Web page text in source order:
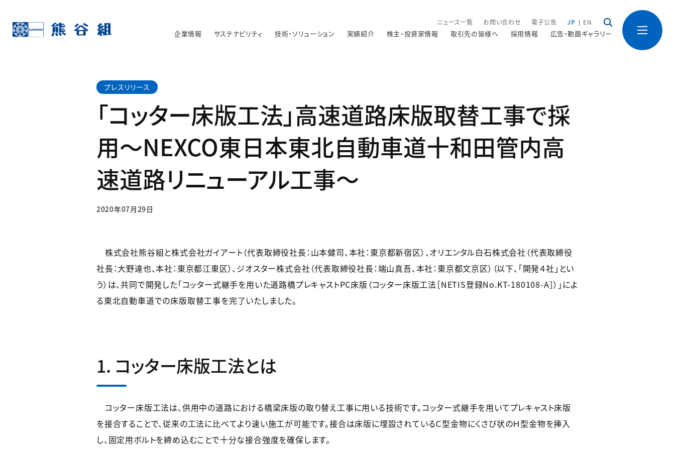
ニュース一覧 お問い合わせ 電子公告 JP EN
企業情報 サステナビリティ 技術・ソリューション 実績紹介 株主・投資家情報 取引先の皆様へ 採用情報 広告・動画ギャラリー
プレスリリース
「コッター床版工法」高速道路床版取替工事で採
用～NEXCO東日本東北自動車道十和田管内高
速道路リニューアル工事～
2020年07月29日
株式会社熊谷組と株式会社ガイアート（代表取締役社長：山本健司、本社：東京都新宿区）、オリエンタル白石株式会社（代表取締役
社長：大野達也、本社：東京都江東区）、ジオスター株式会社（代表取締役社長：端山真吾、本社：東京都文京区）（以下、「開発４社」とい
う）は、共同で開発した「コッター式継手を用いた道路橋プレキャストPC床版（コッター床版工法［NETIS登録No.KT-180108-A］）」によ
る東北自動車道での床版取替工事を完了いたしました。
1. コッター床版工法とは
コッター床版工法は、供用中の道路における橋梁床版の取り替え工事に用いる技術です。コッター式継手を用いてプレキャスト床版
を接合することで、従来の工法に比べてより速い施工が可能です。接合は床版に埋設されているＣ型金物にくさび状のＨ型金物を挿入
し、固定用ボルトを締め込むことで十分な接合強度を確保します。